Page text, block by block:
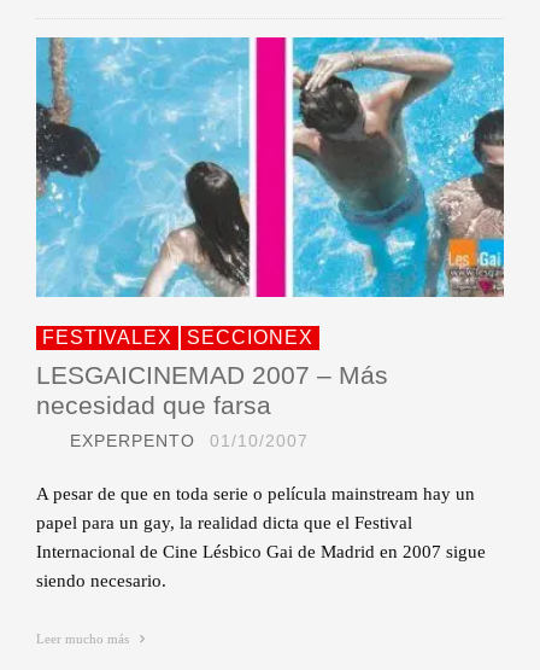
FESTIVALEX SECCIONEX
LESGAICINEMAD 2007 – Más
necesidad que farsa
EXPERPENTO 01/10/2007
A pesar de que en toda serie o película mainstream hay un
papel para un gay, la realidad dicta que el Festival
Internacional de Cine Lésbico Gai de Madrid en 2007 sigue
siendo necesario.
Leer mucho más